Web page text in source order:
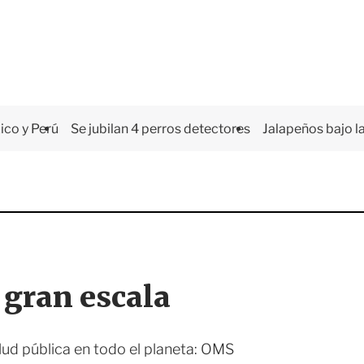
y Perú Se jubilan 4 perros detectores Jalapeños bajo
escala
pública en todo el planeta: OMS